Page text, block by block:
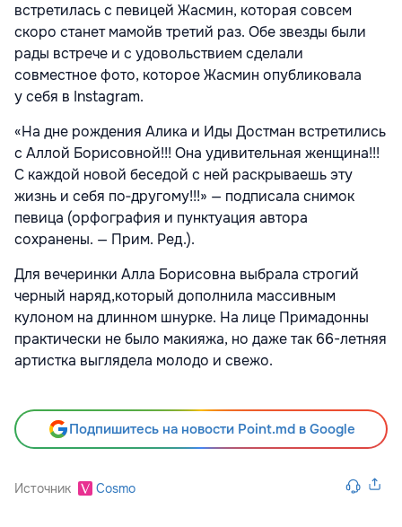
встретилась с певицей Жасмин, которая совсем
скоро станет мамойв третий раз. Обе звезды были
рады встрече и с удовольствием сделали
совместное фото, которое Жасмин опубликовала
у себя в Instagram.
«На дне рождения Алика и Иды Достман встретились
с Аллой Борисовной!!! Она удивительная женщина!!!
С каждой новой беседой с ней раскрываешь эту
жизнь и себя по‑другому!!!» — подписала снимок
певица (орфография и пунктуация автора
сохранены. — Прим. Ред.).
Для вечеринки Алла Борисовна выбрала строгий
черный наряд,который дополнила массивным
кулоном на длинном шнурке. На лице Примадонны
практически не было макияжа, но даже так 66-летняя
артистка выглядела молодо и свежо.
Подпишитесь на новости Point.md в Google
Источник Cosmo